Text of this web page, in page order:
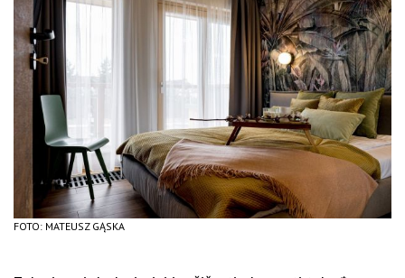
FOTO: MATEUSZ GĄSKA